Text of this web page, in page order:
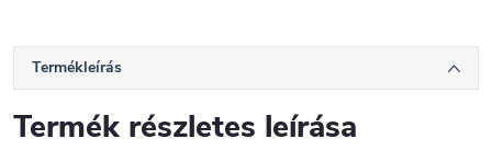
Termékleírás
Termék részletes leírása